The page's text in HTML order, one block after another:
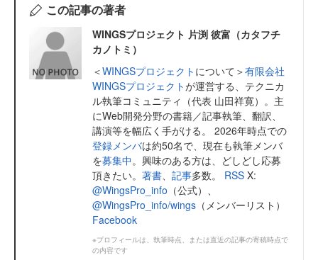
この記事の著者
WINGSプロジェクト 片渕 彼富（カタフチ
カノトミ）
＜WINGSプロジェクト について＞有限会社
WINGSプロジェクトが運営する、テクニカ
ル執筆コミュニティ（代表 山田祥寛）。主
にWeb開発分野の書籍／記事執筆、翻訳、
講演等を幅広く手がける。 2026年時点での
登録メンバは約50名で、現在も執筆メンバ
を募集中。興味のある方は、どしどし応募
頂きたい。 著書、 記事多数。 RSS X:
@WingsPro_info （公式）、
@WingsPro_info/wings （メンバーリスト）
Facebook
※プロフィールは、執筆時点、または直近の記事の寄稿時点で
の内容です